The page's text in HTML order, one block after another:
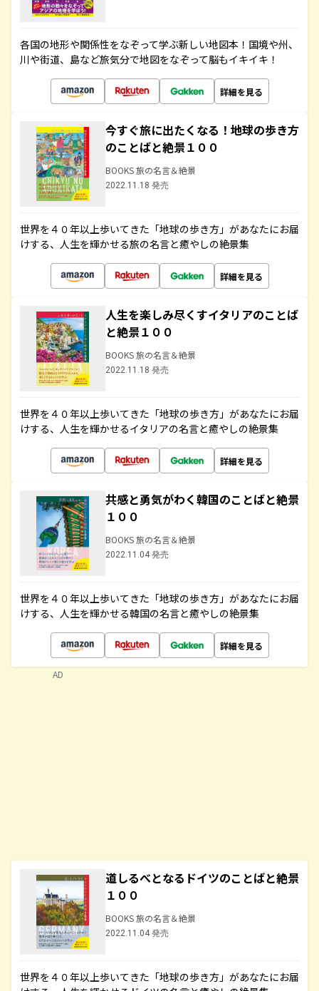
各国の地形や関係性をなぞって学ぶ新しい地図本！国境や州、
川や街道、島など旅気分で地図をなぞって脳もイキイキ！
詳細を見る
今すぐ旅に出たくなる！地球の歩き方
のことばと絶景１００
BOOKS 旅の名言＆絶景
2022.11.18 発売
世界を４０年以上歩いてきた「地球の歩き方」があなたにお届
けする、人生を輝かせる旅の名言と癒やしの絶景集
詳細を見る
人生を楽しみ尽くすイタリアのことば
と絶景１００
BOOKS 旅の名言＆絶景
2022.11.18 発売
世界を４０年以上歩いてきた「地球の歩き方」があなたにお届
けする、人生を輝かせるイタリアの名言と癒やしの絶景集
詳細を見る
共感と勇気がわく韓国のことばと絶景
１００
BOOKS 旅の名言＆絶景
2022.11.04 発売
世界を４０年以上歩いてきた「地球の歩き方」があなたにお届
けする、人生を輝かせる韓国の名言と癒やしの絶景集
詳細を見る
道しるべとなるドイツのことばと絶景
１００
BOOKS 旅の名言＆絶景
2022.11.04 発売
世界を４０年以上歩いてきた「地球の歩き方」があなたにお届
AD